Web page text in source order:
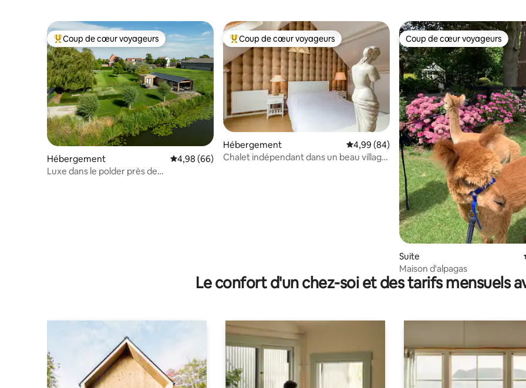
Coups de cœur voyageurs les plus appréciés
Coup de cœur voyageurs
Hébergement Évaluation moyenne sur la base de 66 commentaires : 4,98 sur 5
4,98 (66)
Luxe dans le polder près de
Coups de cœur voyageurs les plus appréciés
Coup de cœur voyageurs
Hébergement Évaluation moyenne sur la base de 84
4,99 (84)
Chalet indépendant dans un beau village
Coup de cœur voyageurs
Coup de cœur voyageurs
Suite
Maison d'alpagas
Le confort d'un chez-soi et des tarifs mensuels